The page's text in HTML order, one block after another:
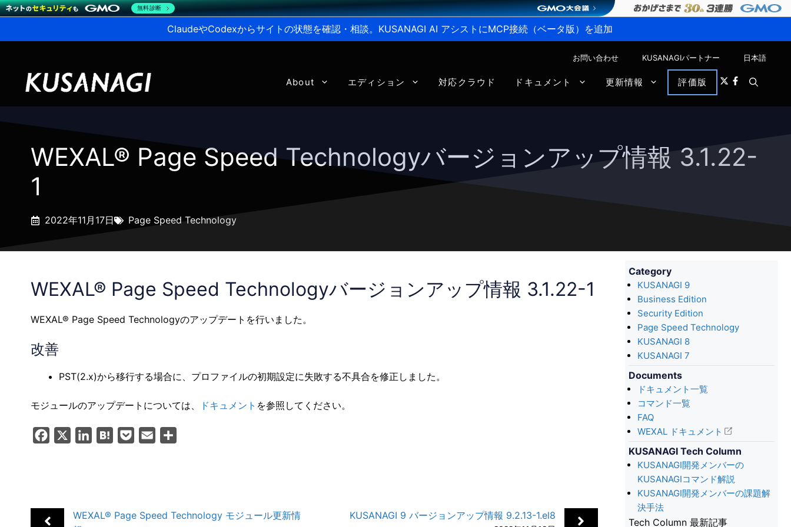
ClaudeやCodexからサイトの状態を確認・相談。KUSANAGI AI アシストにMCP接続（ベータ版）を追加
お問い合わせ KUSANAGIパートナー 日本語
About エディション 対応クラウド ドキュメント 更新情報 評価版
WEXAL® Page Speed Technologyバージョンアップ情報 3.1.22-
1
2022年11月17日 Page Speed Technology
WEXAL® Page Speed Technologyバージョンアップ情報 3.1.22-1
WEXAL® Page Speed Technologyのアップデートを行いました。
改善
PST(2.x)から移行する場合に、プロファイルの初期設定に失敗する不具合を修正しました。
モジュールのアップデートについては、 ドキュメント を参照してください。
o
d
a
t
WEXAL® Page Speed Technology モジュール更新情
KUSANAGI 9 バージョンアップ情報 9.2.13-1.el8
Category
KUSANAGI 9
Business Edition
Security Edition
Page Speed Technology
KUSANAGI 8
KUSANAGI 7
Documents
ドキュメント一覧
コマンド一覧
FAQ
WEXAL ドキュメント
KUSANAGI Tech Column
KUSANAGI開発メンバーの
KUSANAGIコマンド解説
KUSANAGI開発メンバーの課題解
決手法
Tech Column 最新記事
無料診断